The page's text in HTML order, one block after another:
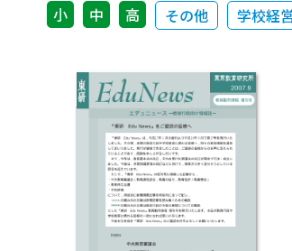
小 中 高 その他 学校経